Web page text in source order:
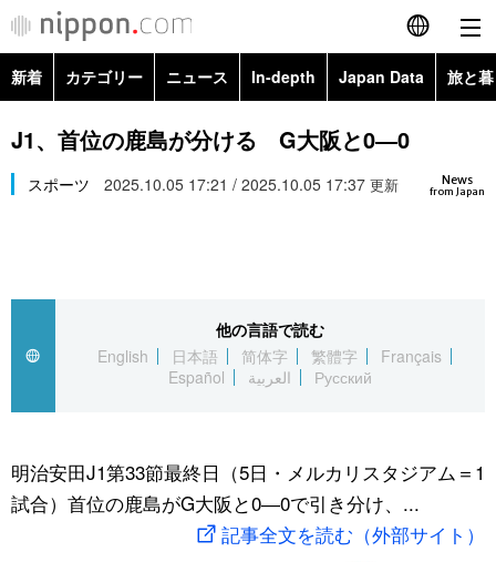
English
简体字
繁體字
العربية
社会
旅と暮らし
新着 カテゴリー ニュース In-depth Japan Data 旅と
政治・外交
経済・ビジネス
社会
文化
科学・技術
暮らし
Images
お知らせ
J1、首位の鹿島が分ける G大阪と0―0
News
from Japan
スポーツ 2025.10.05 17:21 / 2025.10.05 17:37 更新
他の言語で読む
English
日本語 简体字 繁體字
Français
Español
العربية Русский
明治安田J1第33節最終日（5日・メルカリスタジアム＝1
試合）首位の鹿島がG大阪と0―0で引き分け、...
記事全文を読む（外部サイト）